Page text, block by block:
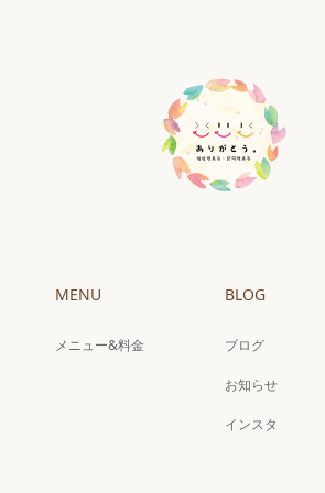
MENU
メニュー&料金
BLOG
ブログ
お知らせ
インスタ